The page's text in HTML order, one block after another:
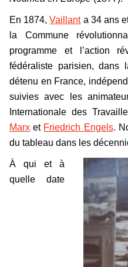
En 1874,Vaillanta 34 ans
la Commune
programme et l’action
fédéraliste parisien, dans
détenu en France,
suivies avec les
Internationale des
Marx et Friedrich Engels.
du tableau dans les
À qui et à
quelle date